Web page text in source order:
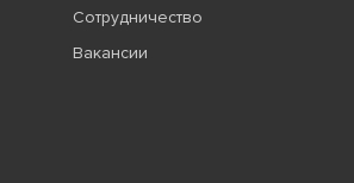
Сотрудничество
Вакансии